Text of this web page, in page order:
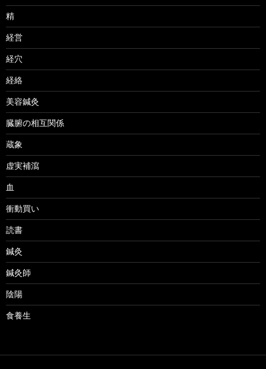
精
経営
経穴
経絡
美容鍼灸
臓腑の相互関係
蔵象
虚実補瀉
血
衝動買い
読書
鍼灸
鍼灸師
陰陽
食養生